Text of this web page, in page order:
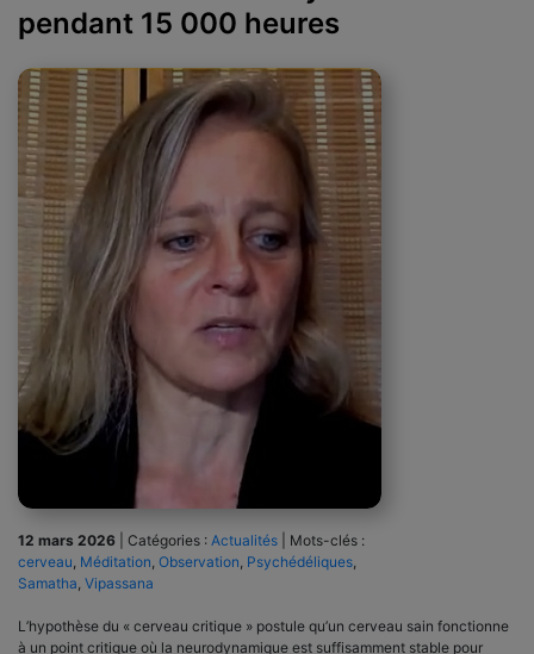
pendant 15 000 heures
12 mars 2026 Catégories : Actualités
Mots-clés :
cerveau Méditation Observation Psychédéliques
Samatha Vipassana
L’hypothèse du « cerveau critique » postule qu’un cerveau sain fonctionne
à un point critique où la neurodynamique est suffisamment stable pour